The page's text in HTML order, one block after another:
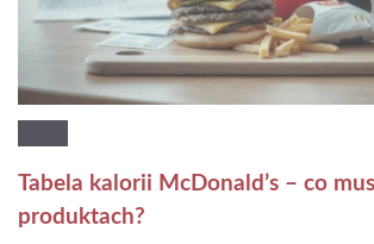
Tabela kalorii McDonald’s – co
produktach?